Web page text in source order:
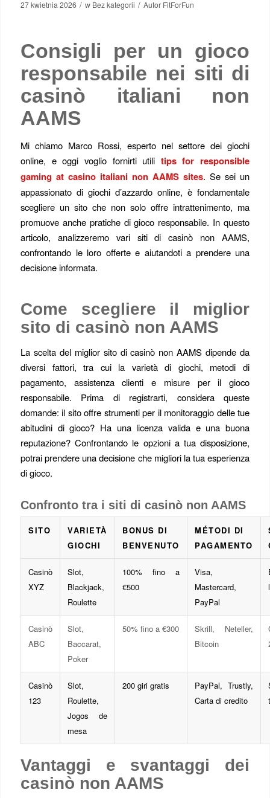
27 kwietnia 2026 / w Bez kategorii / Autor FitForFun
Consigli per un gioco
responsabile nei siti di
casinò italiani non
AAMS
Mi chiamo Marco Rossi, esperto nel settore dei giochi
online, e oggi voglio fornirti utili tips for responsible
gaming at casino italiani non AAMS sites. Se sei un
appassionato di giochi d’azzardo online, è fondamentale
scegliere un sito che non solo offre intrattenimento, ma
promuove anche pratiche di gioco responsabile. In questo
articolo, analizzeremo vari siti di casinò non AAMS,
confrontando le loro offerte e aiutandoti a prendere una
decisione informata.
Come scegliere il miglior
sito di casinò non AAMS
La scelta del miglior sito di casinò non AAMS dipende da
diversi fattori, tra cui la varietà di giochi, metodi di
pagamento, assistenza clienti e misure per il gioco
responsabile. Prima di registrarti, considera queste
domande: il sito offre strumenti per il monitoraggio delle tue
abitudini di gioco? Ha una licenza valida e una buona
reputazione? Confrontando le opzioni a tua disposizione,
potrai prendere una decisione che migliori la tua esperienza
di gioco.
Confronto tra i siti di casinò non AAMS
SITO
VARIETÀ
GIOCHI
BONUS DI
BENVENUTO
MÉTODI DI
PAGAMENTO
Casinò
XYZ
Slot,
Blackjack,
Roulette
100% fino a
€500
Visa,
Mastercard,
PayPal
Casinò
ABC
Slot,
Baccarat,
Poker
50% fino a €300
Skrill, Neteller,
Bitcoin
Casinò
123
Slot,
Roulette,
Jogos de
mesa
200 giri gratis
PayPal, Trustly,
Carta di credito
Vantaggi e svantaggi dei
casinò non AAMS